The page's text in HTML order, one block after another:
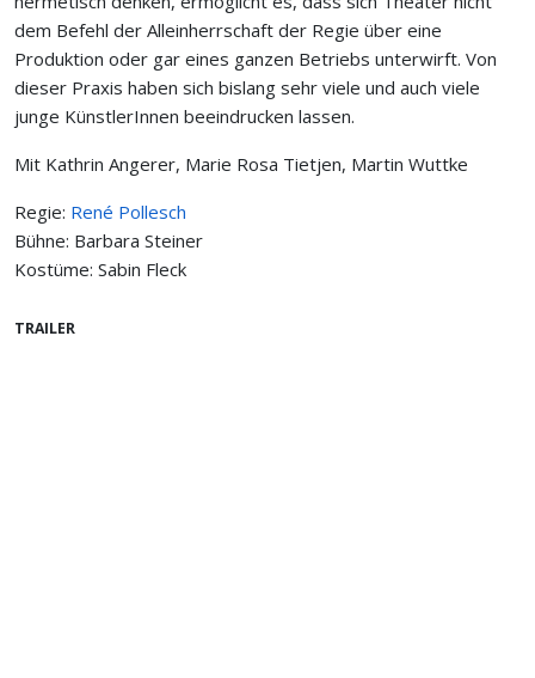
dem Befehl der Alleinherrschaft der Regie über eine
Produktion oder gar eines ganzen Betriebs unterwirft. Von
dieser Praxis haben sich bislang sehr viele und auch viele
junge KünstlerInnen beeindrucken lassen.
Mit Kathrin Angerer, Marie Rosa Tietjen, Martin Wuttke
Regie: René Pollesch
Bühne: Barbara Steiner
Kostüme: Sabin Fleck
TRAILER